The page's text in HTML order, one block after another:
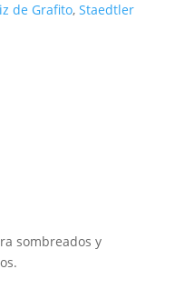
de Grafito, Staedtler
sombreados y